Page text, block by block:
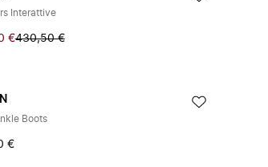
Interattive
€430,50 €
Boots
€